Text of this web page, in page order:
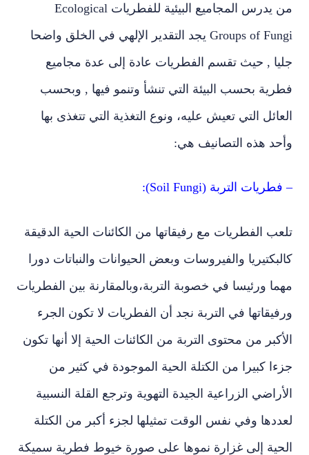
من يدرس المجاميع البيئية للفطريات Ecological
Groups of Fungi يجد التقدير الإلهي في الخلق واضحا
جليا , حيث تقسم الفطريات عادة إلى عدة مجاميع
فطرية بحسب البيئة التي تنشأ وتنمو فيها , وبحسب
العائل التي تعيش عليه، ونوع التغذية التي تتغذى بها
وأحد هذه التصانيف هي:
– فطريات التربة (Soil Fungi):
تلعب الفطريات مع رفيقاتها من الكائنات الحية الدقيقة
كالبكتيريا والفيروسات وبعض الحيوانات والنباتات دورا
مهما ورئيسا في خصوبة التربة،وبالمقارنة بين الفطريات
ورفيقاتها في التربة نجد أن الفطريات لا تكون الجرء
الأكبر من محتوى التربة من الكائنات الحية إلا أنها تكون
جزءا كبيرا من الكتلة الحية الموجودة في كثير من
الأراضي الزراعية الجيدة التهوية وترجع القلة النسبية
لعددها وفي نفس الوقت تمثيلها لجزء أكبر من الكتلة
الحية إلى غزارة نموها على صورة خيوط فطرية سميكة